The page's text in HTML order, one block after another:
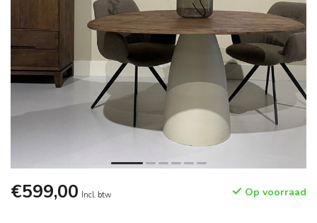
€599,00 Incl. btw Op voorraad